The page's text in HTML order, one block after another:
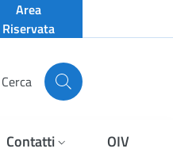
Area
Riservata
Cerca
Contatti OIV